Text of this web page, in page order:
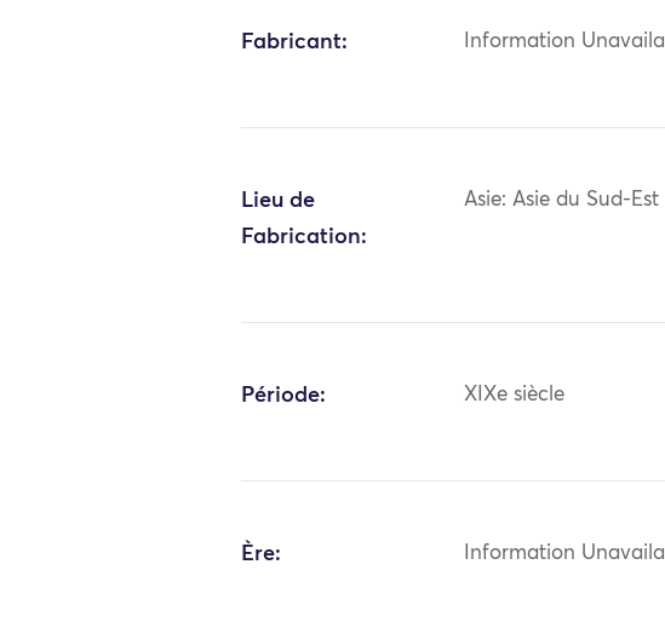
Fabricant: Information
Lieu de
Fabrication:
Asie: Asie du Sud-Est
Période: XIXe siècle
Ère: Information